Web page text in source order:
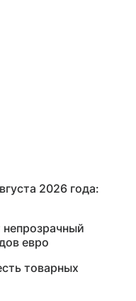
2026 года:
евро
товарных